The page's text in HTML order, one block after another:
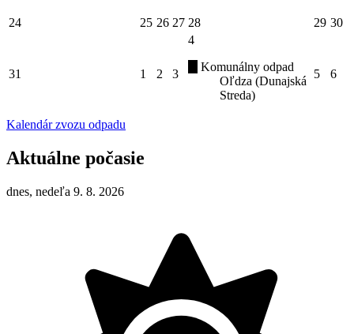
24 25 26 27 28 29 30
31 1 2 3
4
Komunálny odpad
Oľdza (Dunajská
Streda)
5 6
Kalendár zvozu odpadu
Aktuálne počasie
dnes, nedeľa 9. 8. 2026